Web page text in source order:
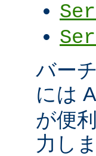
バー
には
が便
力し